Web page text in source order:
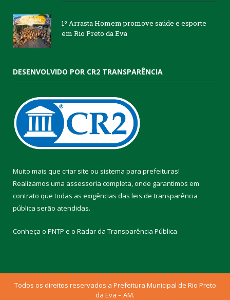
1º Arrasta Homem promove saúde e esporte
em Rio Preto da Eva
DESENVOLVIDO POR CR2 TRANSPARÊNCIA
Muito mais que criar site ou sistema para prefeituras!
Realizamos uma assessoria completa, onde garantimos em
contrato que todas as exigências das leis de transparência
pública serão atendidas.
Conheça o PNTP e o Radar da Transparência Pública
Todos os direitos reservados a Prefeitura Municipal de Rio Preto
da Eva – AM.